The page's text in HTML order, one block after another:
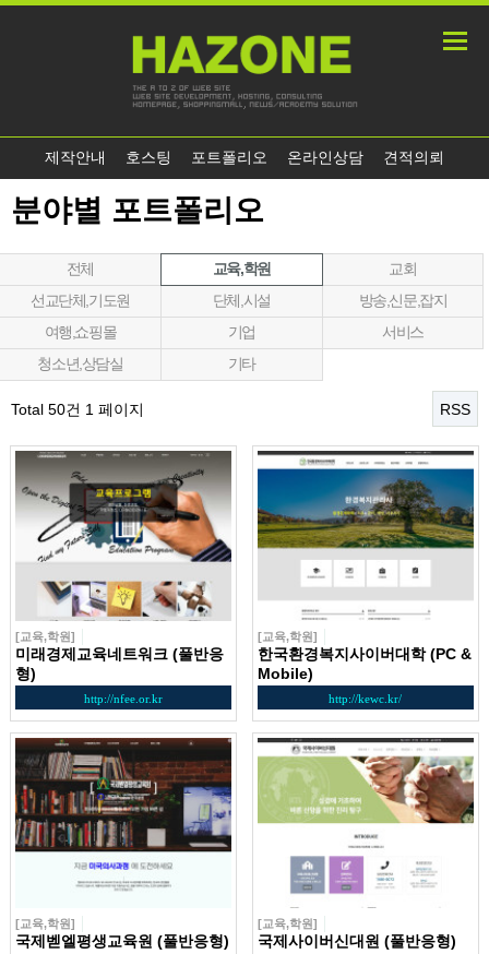
제작안내 호스팅 포트폴리오 온라인상담 견적의뢰
분야별 포트폴리오
전체 교육,학원
교회
선교단체,기도원
단체,시설
방송,신문,잡지
여행,쇼핑몰
기업
서비스
청소년,상담실
기타
Total 50건 1 페이지 RSS
[교육,학원]
미래경제교육네트워크 (풀반응
형)
http://nfee.or.kr
[교육,학원]
한국환경복지사이버대학 (PC &
Mobile)
http://kewc.kr/
[교육,학원]
국제벧엘평생교육원 (풀반응형)
[교육,학원]
국제사이버신대원 (풀반응형)